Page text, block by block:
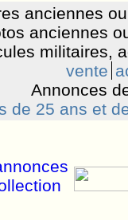
anciennes
anciennes
militaires,
vente
Annonces
de 25 ans et